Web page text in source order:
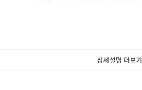
상세설명 더보기